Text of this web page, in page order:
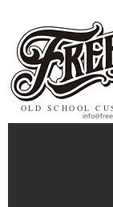
OLD SCHOOL